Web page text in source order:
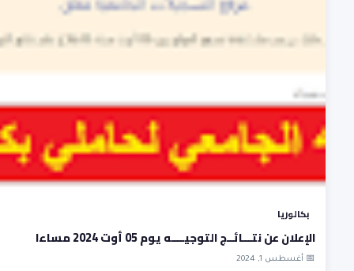
بكالوريا
الإعلان عن نتـــائــج التوجيــــه يوم 05 أوت 2024 مساءا
📅 أغسطس 1, 2024